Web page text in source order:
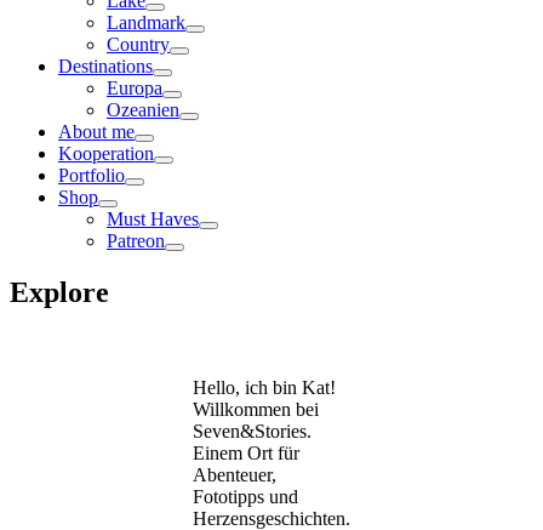
Landmark
Country
Destinations
Europa
Ozeanien
About me
Kooperation
Portfolio
Shop
Must Haves
Patreon
Explore
Hello, ich bin Kat!
Willkommen bei
Seven&Stories.
Einem Ort für
Abenteuer,
Fototipps und
Herzensgeschichten.